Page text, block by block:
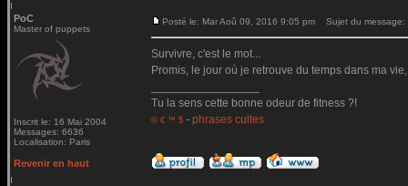
PoC
Master of puppets
Inscrit le: 16 Mai 2004
Messages: 6636
Localisation: Paris
Posté le: Mar Aoû 09, 2016 9:05 pm Sujet du message:
Survivre, c'est le mot...
Promis, le jour où je retrouve du temps dans ma
Tu la sens cette bonne odeur de fitness ?!
© € ™ $ - phrases cultes
Revenir en haut